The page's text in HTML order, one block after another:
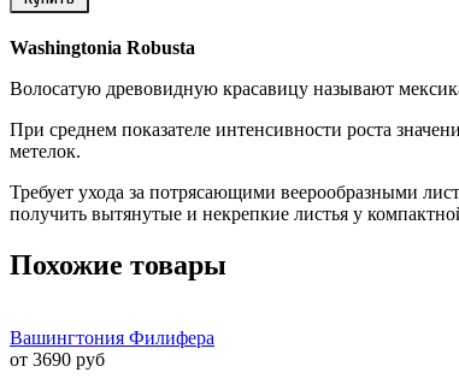
Washingtonia Robusta
Волосатую древовидную красавицу называют
При среднем показателе интенсивности роста
метелок.
Требует ухода за потрясающими веерообразными
получить вытянутые и некрепкие листья у
Похожие товары
Вашингтония Филифера
от 3690 руб